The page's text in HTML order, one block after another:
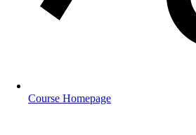
Course Homepage